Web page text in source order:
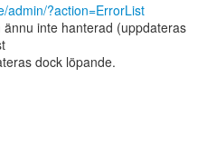
admin/?action=ErrorList
inte hanterad (uppdateras
dock löpande.